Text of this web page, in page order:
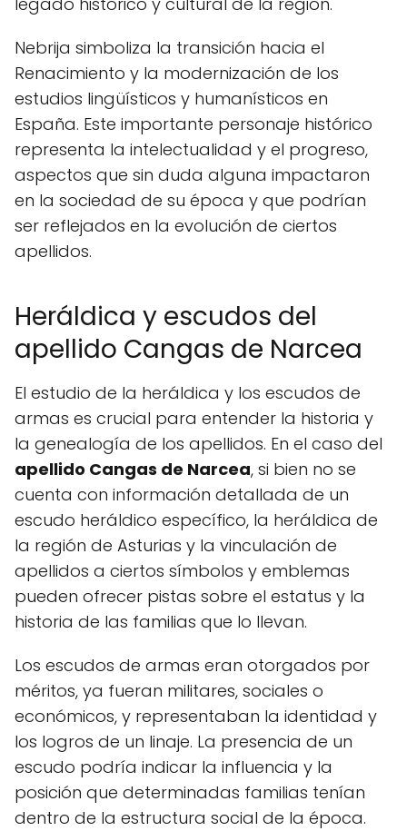
Nebrija simboliza la transición hacia el
Renacimiento y la modernización de los
estudios lingüísticos y humanísticos en
España. Este importante personaje histórico
representa la intelectualidad y el progreso,
aspectos que sin duda alguna impactaron
en la sociedad de su época y que podrían
ser reflejados en la evolución de ciertos
apellidos.
Heráldica y escudos del
apellido Cangas de Narcea
El estudio de la heráldica y los escudos de
armas es crucial para entender la historia y
la genealogía de los apellidos. En el caso del
apellido Cangas de Narcea, si bien no se
cuenta con información detallada de un
escudo heráldico específico, la heráldica de
la región de Asturias y la vinculación de
apellidos a ciertos símbolos y emblemas
pueden ofrecer pistas sobre el estatus y la
historia de las familias que lo llevan.
Los escudos de armas eran otorgados por
méritos, ya fueran militares, sociales o
económicos, y representaban la identidad y
los logros de un linaje. La presencia de un
escudo podría indicar la influencia y la
posición que determinadas familias tenían
dentro de la estructura social de la época.